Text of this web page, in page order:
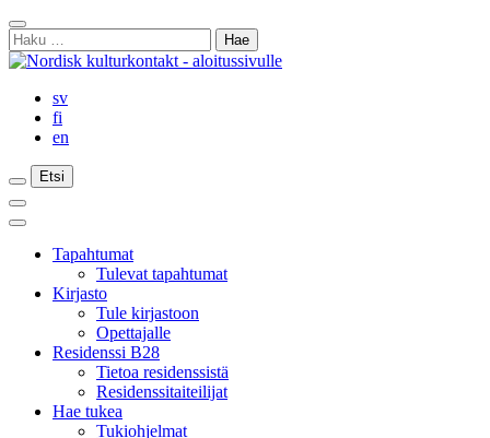
Siirry
sisältöön
Sulje
haku
Haku:
sv
fi
en
Etsi
Etsi
Etsi
Päävalikko
Sulje
päävalikkoTapahtumat
Tulevat tapahtumat
Kirjasto
Tule kirjastoon
Opettajalle
Residenssi B28
Tietoa residenssistä
Residenssitaiteilijat
Hae tukea
Tukiohjelmat